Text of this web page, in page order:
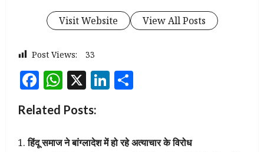
Visit Website View All Posts
Post Views: 33
Facebook
WhatsApp
X LinkedIn
Related Posts:
हिंदू समाज ने बांग्लादेश में हो रहे अत्याचार के विरोध